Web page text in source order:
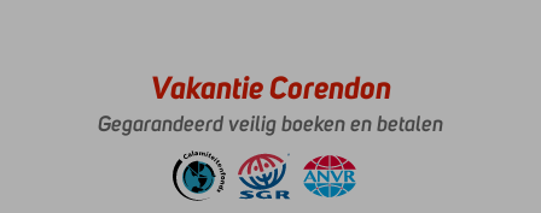
Vakantie Corendon
Gegarandeerd veilig boeken en betalen